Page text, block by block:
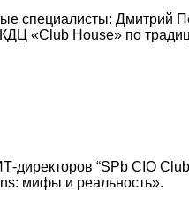
специалисты: Дмитрий
«Club House» по
директоров “SPb CIO
мифы и реальность».